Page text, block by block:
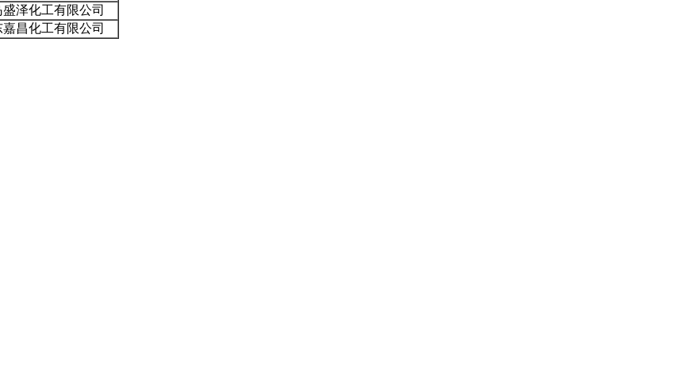
盛泽化工有限公司
嘉昌化工有限公司